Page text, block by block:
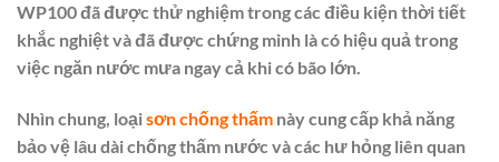
WP100 đã được thử nghiệm trong các điều kiện thời tiết
khắc nghiệt và đã được chứng minh là có hiệu quả trong
việc ngăn nước mưa ngay cả khi có bão lớn.
Nhìn chung, loạisơn chống thấm này cung cấp khả năng
bảo vệ lâu dài chống thấm nước và các hư hỏng liên quan